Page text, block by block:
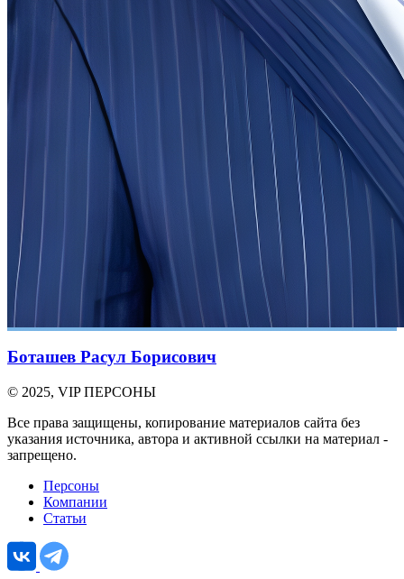
Боташев Расул Борисович
© 2025, VIP ПЕРСОНЫ
Все права защищены, копирование материалов сайта без
указания источника, автора и активной ссылки на материал -
запрещено.
Персоны
Компании
Статьи